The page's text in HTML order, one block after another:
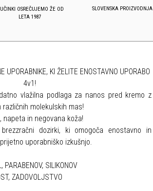
OSREČUJEMO ŽE OD
LETA 1987
SLOVENSKA PROIZVODNJA
UPORABNIKE, KI ŽELITE ENOSTAVNO UPORABO
4v1!
vlažilna podlaga za nanos pred kremo z
molekulskih mas!
napeta in negovana koža!
dozirki, ki omogoča enostavno in
uporabniško izkušnjo.
PARABENOV, SILIKONOV
ZADOVOLJSTVO